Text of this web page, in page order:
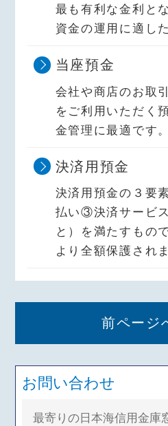
最も有利な金利と
資金の運用に適し
当座預金
会社や商店のお取
をご利用いただく
金管理に最適です。
決済用預金
決済用預金の３要
払い③決済サービ
と）を満たすもの
より全額保護され
前ページ
お問い合わせ
最寄りの日本海信用金庫